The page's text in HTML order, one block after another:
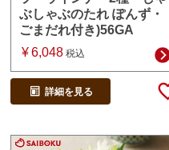
ぶしゃぶのたれ ぽんず・
ごまだれ付き)56GA
¥ 6,048 税込
詳細を見る